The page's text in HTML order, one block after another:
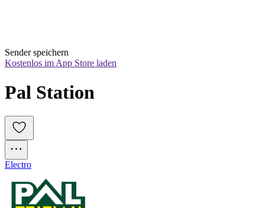
Sender speichern
Kostenlos im App Store laden
Pal Station
Electro